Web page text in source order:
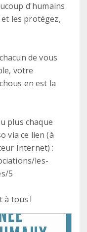
d'humains
les protégez,
de vous
votre
en est la
plus chaque
via ce lien (à
Internet) :
les-
5
à tous !